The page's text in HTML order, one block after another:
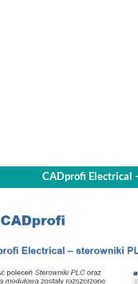
CADprofi Electrical